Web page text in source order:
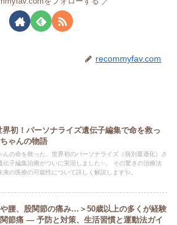
recommyfav.com
界初！パーソナライズ遺伝子編集で命を救っ
ゃんの物語
んの命を救った、世界初のパーソナライズ（個別最適化）さ
伝子編集治療がついに実現しました✨。 その驚きの治療法
来の医療の可能性について詳しく解説します🩺。
や腰、股関節の痛み…＞50歳以上の多くが経験
節痛 — 予防と対策、生活習慣と運動法ガイ